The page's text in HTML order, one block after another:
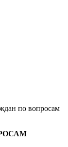
по вопросам